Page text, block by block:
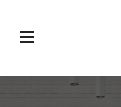
والجيزة وجميع المحافظات. اتصل بنا الآن!